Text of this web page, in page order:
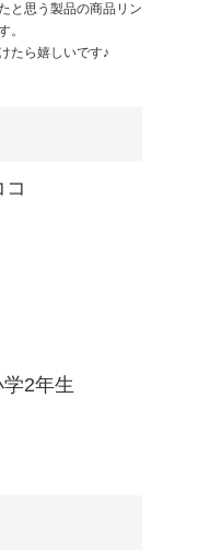
と思う製品の商品リン
。
たら嬉しいです♪
2年生